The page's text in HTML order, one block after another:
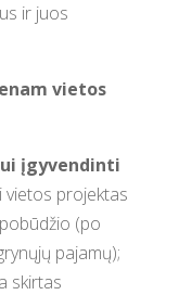
ir juos
vietos
įgyvendinti
vietos projektas
(po
pajamų);
skirtas